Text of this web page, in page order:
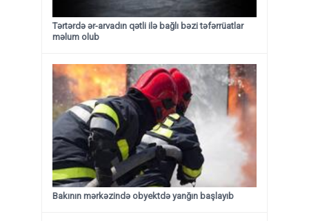
Tərtərdə ər-arvadın qətli ilə bağlı bəzi təfərrüatlar
məlum olub
Bakının mərkəzində obyektdə yanğın başlayıb